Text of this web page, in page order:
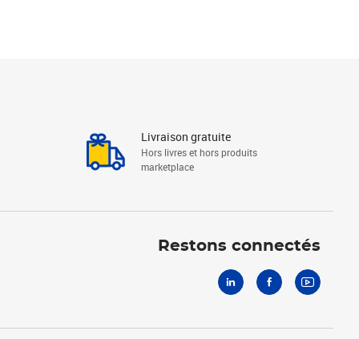
Livraison gratuite
Hors livres et hors produits
marketplace
Restons connectés